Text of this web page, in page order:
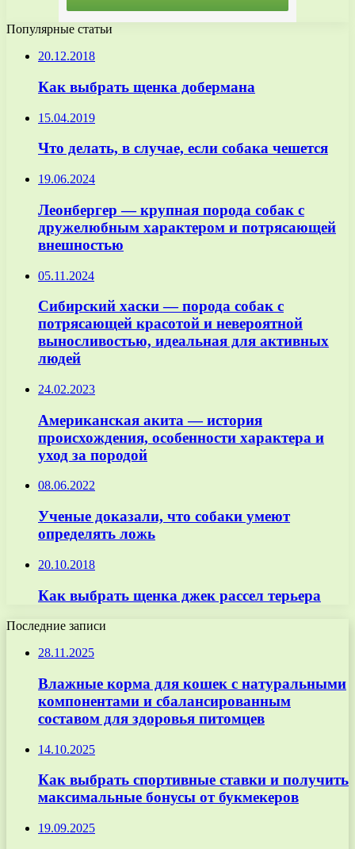
Популярные статьи
20.12.2018
Как выбрать щенка добермана
15.04.2019
Что делать, в случае, если собака чешется
19.06.2024
Леонбергер — крупная порода собак с
дружелюбным характером и потрясающей
внешностью
05.11.2024
Сибирский хаски — порода собак с
потрясающей красотой и невероятной
выносливостью, идеальная для активных
людей
24.02.2023
Американская акита — история
происхождения, особенности характера и
уход за породой
08.06.2022
Ученые доказали, что собаки умеют
определять ложь
20.10.2018
Как выбрать щенка джек рассел терьера
Последние записи
28.11.2025
Влажные корма для кошек с натуральными
компонентами и сбалансированным
составом для здоровья питомцев
14.10.2025
Как выбрать спортивные ставки и получить
максимальные бонусы от букмекеров
19.09.2025